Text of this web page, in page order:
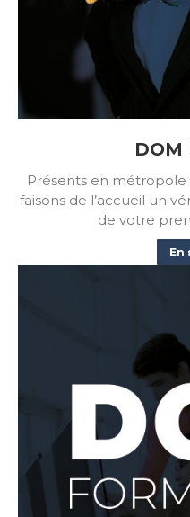
DOM
Présents en métropole
faisons de l’accueil un
de votre
En